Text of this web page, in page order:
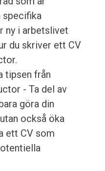
specifika
ny i arbetslivet
du skriver ett CV
tipsen från
- Ta del av
göra din
också öka
ett CV som